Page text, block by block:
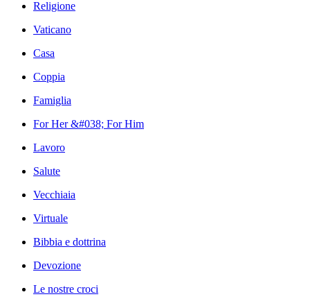
Religione
Vaticano
Casa
Coppia
Famiglia
For Her &#038; For Him
Lavoro
Salute
Vecchiaia
Virtuale
Bibbia e dottrina
Devozione
Le nostre croci